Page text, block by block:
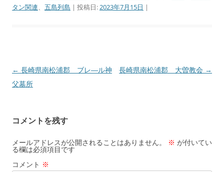
タン関連、 五島列島 | 投稿日:2023年7月15日 |
投
稿
ゲ
ー
シ
ョ
← 長崎県南松浦郡 ブレ―ル神
父墓所
長崎県南松浦郡 大曽教会 →
コメントを残す
メールアドレスが公開されることはありません。 ※ が付いてい
る欄は必須項目です
コメント ※